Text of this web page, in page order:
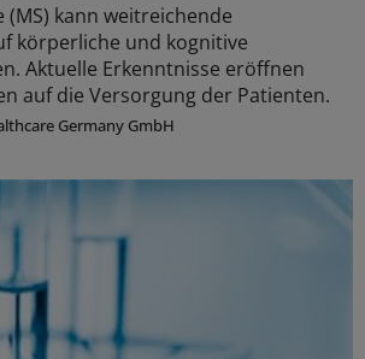
(MS) kann weitreichende
körperliche und kognitive
Aktuelle Erkenntnisse eröffnen
auf die Versorgung der Patienten.
Germany GmbH